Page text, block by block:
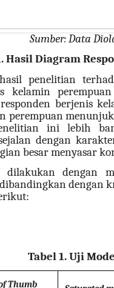
Sumber: Data
Hasil Diagram
penelitian
kelamin
berjenis
perempuan
ini lebih
dengan
besar menyasar
dengan
dengan
Tabel 1. Uji
Thumb